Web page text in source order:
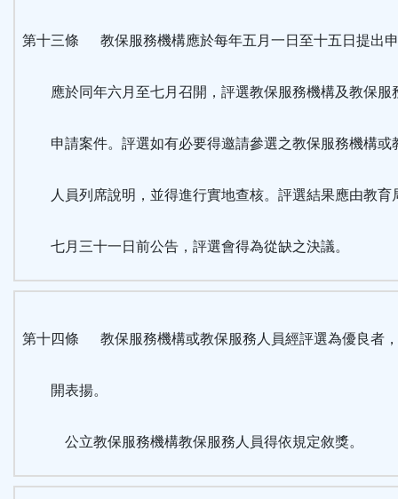
第十三條 教保服務機構應於每年五月一日至十五日提出
應於同年六月至七月召開，評選教保服務機構及教保服
申請案件。評選如有必要得邀請參選之教保服務機構或
人員列席說明，並得進行實地查核。評選結果應由教育
七月三十一日前公告，評選會得為從缺之決議。
第十四條 教保服務機構或教保服務人員經評選為優良者
開表揚。
公立教保服務機構教保服務人員得依規定敘獎。